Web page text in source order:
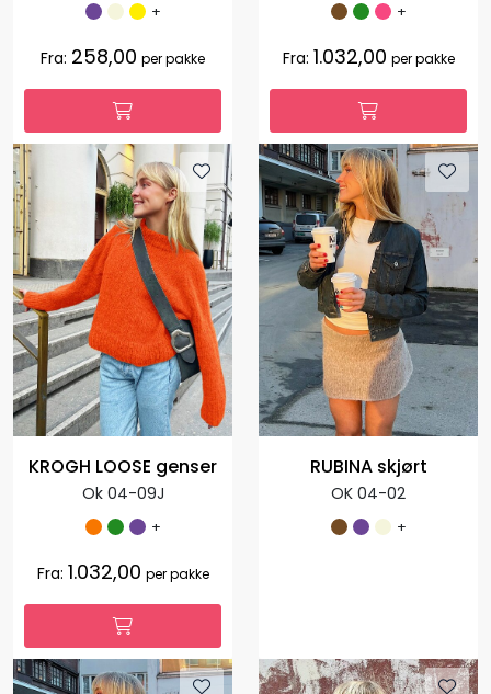
+
Fra: 258,00 per pakke
+
Fra: 1.032,00 per pakke
KROGH LOOSE genser
Ok 04-09J
+
Fra: 1.032,00 per pakke
RUBINA skjørt
OK 04-02
+